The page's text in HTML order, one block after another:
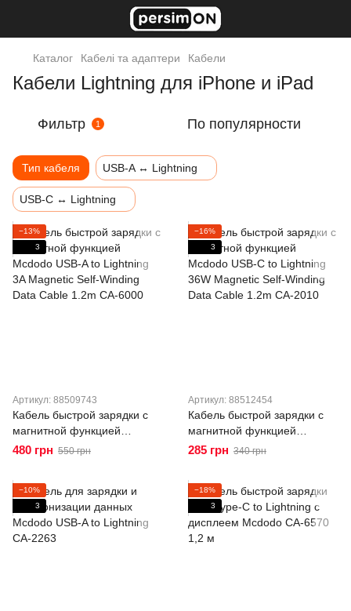
Каталог Кабелі та адаптери Кабели
Кабели Lightning для iPhone и iPad
Фильтр 1 По популярности
Тип кабеля USB-A ↔ Lightning
USB-C ↔ Lightning
−13%
3
Артикул: 88509743
Кабель быстрой зарядки с
магнитной функцией
Mcdodo USB-A to Lightning
Data Cable 1.2m CA-6000
480 грн 550 грн
−16%
3
Артикул: 88512454
Кабель быстрой зарядки с
магнитной функцией
Mcdodo USB-C to Lightning
Data Cable 1.2m CA-2010
285 грн 340 грн
−10%
3
−18%
3